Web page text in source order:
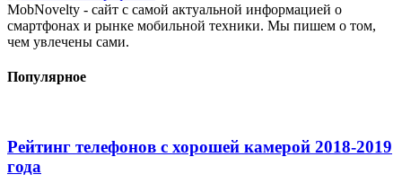
MobNovelty - сайт с самой актуальной информацией о
смартфонах и рынке мобильной техники. Мы пишем о том,
чем увлечены сами.
Популярное
Рейтинг телефонов с хорошей камерой 2018-2019
года